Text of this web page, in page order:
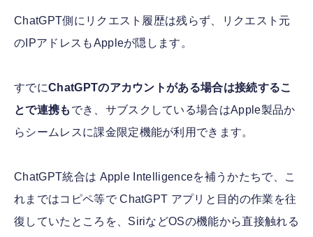
ChatGPT側にリクエスト履歴は残らず、リクエスト元
のIPアドレスもAppleが隠します。
すでにChatGPTのアカウントがある場合は接続するこ
とで連携も でき、サブスクしている場合はApple製品か
らシームレスに課金限定機能が利用できます。
ChatGPT統合は Apple Intelligenceを補うかたちで、こ
れまではコピペ等で ChatGPT アプリと目的の作業を往
復していたところを、SiriなどOSの機能から直接触れる